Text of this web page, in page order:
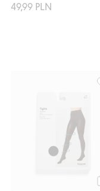
49,99 PLN